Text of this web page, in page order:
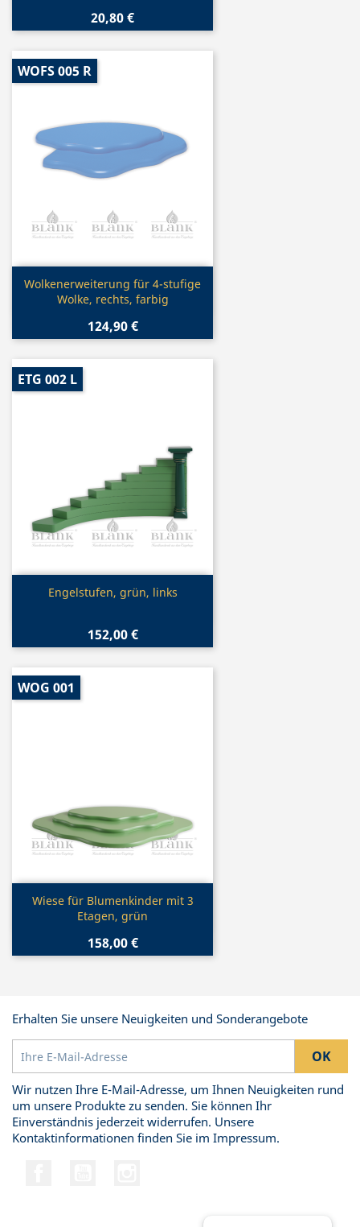
20,80 €
Vorschau
Wolkenerweiterung für 4-stufige
Wolke, rechts, farbig
124,90 €
WOFS 005 R
Vorschau
Engelstufen, grün, links
152,00 €
ETG 002 L
Vorschau
Wiese für Blumenkinder mit 3
Etagen, grün
158,00 €
WOG 001
Erhalten Sie unsere Neuigkeiten und Sonderangebote
Wir nutzen Ihre E-Mail-Adresse, um Ihnen Neuigkeiten rund
um unsere Produkte zu senden. Sie können Ihr
Einverständnis jederzeit widerrufen. Unsere
Kontaktinformationen finden Sie im Impressum.